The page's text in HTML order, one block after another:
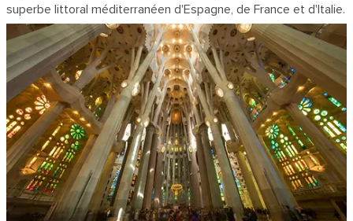
superbe littoral méditerranéen d'Espagne, de France et d'Italie.